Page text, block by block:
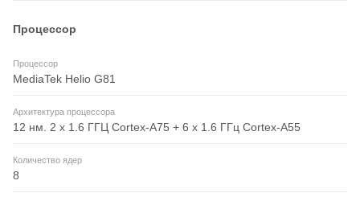
Процессор
Процессор
MediaTek Helio G81
Архитектура процессора
12 нм. 2 x 1.6 ГГЦ Cortex-A75 + 6 x 1.6 ГГц Cortex-A55
Количество ядер
8